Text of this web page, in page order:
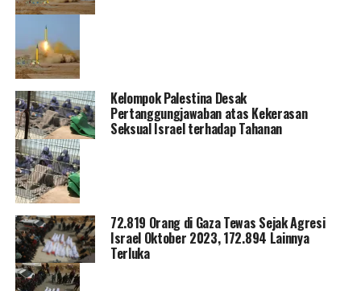
Kelompok Palestina Desak
Pertanggungjawaban atas Kekerasan
Seksual Israel terhadap Tahanan
72.819 Orang di Gaza Tewas Sejak Agresi
Israel Oktober 2023, 172.894 Lainnya
Terluka